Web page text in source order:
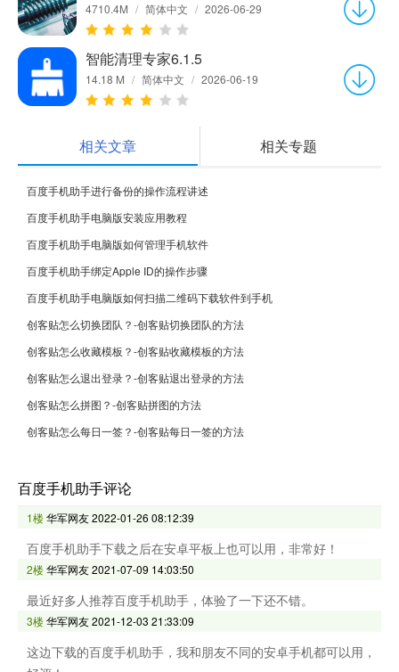
4710.4M / 简体中文 / 2026-06-29
智能清理专家6.1.5
14.18 M / 简体中文 / 2026-06-19
相关文章 相关专题
百度手机助手进行备份的操作流程讲述
百度手机助手电脑版安装应用教程
百度手机助手电脑版如何管理手机软件
百度手机助手绑定Apple ID的操作步骤
百度手机助手电脑版如何扫描二维码下载软件到手机
创客贴怎么切换团队？-创客贴切换团队的方法
创客贴怎么收藏模板？-创客贴收藏模板的方法
创客贴怎么退出登录？-创客贴退出登录的方法
创客贴怎么拼图？-创客贴拼图的方法
创客贴怎么每日一签？-创客贴每日一签的方法
百度手机助手评论
1楼华军网友2022-01-26 08:12:39
百度手机助手下载之后在安卓平板上也可以用，非常好！
2楼华军网友2021-07-09 14:03:50
最近好多人推荐百度手机助手，体验了一下还不错。
3楼华军网友2021-12-03 21:33:09
这边下载的百度手机助手，我和朋友不同的安卓手机都可以用，